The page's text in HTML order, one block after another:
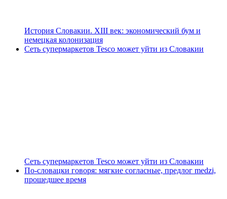
История Словакии. XIII век: экономический бум и
немецкая колонизация
Сеть супермаркетов Tesco может уйти из Словакии
Сеть супермаркетов Tesco может уйти из Словакии
По-словацки говоря: мягкие согласные, предлог medzi,
прошедшее время